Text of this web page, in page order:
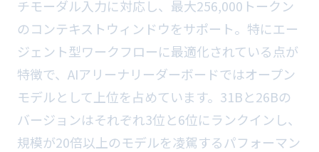
チモーダル入力に対応し、最大256,000トークン
のコンテキストウィンドウをサポート。特にエー
ジェント型ワークフローに最適化されている点が
特徴で、AIアリーナリーダーボードではオープン
モデルとして上位を占めています。31Bと26Bの
バージョンはそれぞれ3位と6位にランクインし、
規模が20倍以上のモデルを凌駕するパフォーマン